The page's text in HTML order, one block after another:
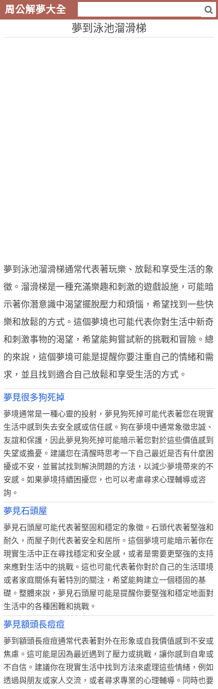
周公解夢大全
夢到泳池溜滑梯
夢到泳池溜滑梯通常代表著玩樂、放鬆和享受生活的象
徵。溜滑梯是一種充滿樂趣和刺激的遊戲設施，可能暗
示著你潛意識中渴望擺脫壓力和煩惱，希望找到一些快
樂和放鬆的方式。這個夢境也可能代表你對生活中新奇
和刺激事物的渴望，希望能夠嘗試新的挑戰和冒險。總
的來說，這個夢境可能是提醒你要注重自己的情緒和需
求，並且找到適合自己放鬆和享受生活的方式。
夢見很多狗死掉
夢境通常是一種心靈的投射，夢見狗死掉可能代表著您在現實
生活中感到失去安全感或信任感。狗在夢境中通常象徵忠誠、
友誼和保護，因此夢見狗死掉可能暗示著您對於這些價值感到
失望或擔憂。建議您在清醒時思考一下自己最近是否有什麼困
擾或不安，並嘗試找到解決問題的方法，以減少夢境帶來的不
安感。如果夢境持續困擾您，也可以考慮尋求心理輔導或咨
詢。
夢見石頭屋
夢見石頭屋可能代表著堅固和穩定的象徵。石頭代表著堅強和
耐久，而屋子則代表著安全和居所。這個夢境可能暗示著你在
現實生活中正在尋找穩定和安全感，或者是需要更堅強的支持
來應對生活中的挑戰。這也可能代表著你對於自己的生活環境
或者家庭關係有著特別的關注，希望能夠建立一個穩固的基
礎。整體來說，夢見石頭屋可能是提醒你要堅強和穩定地面對
生活中的各種困難和挑戰。
夢見額頭長痘痘
夢到額頭長痘痘通常代表著對外在形象或自我價值感到不安或
焦慮。這可能是因為最近遇到了壓力或挑戰，讓你感到自卑或
不自信。建議你在現實生活中找到方法來處理這些情緒，例如
透過與朋友或家人交流，或者尋求專業的心理輔導。同時也要